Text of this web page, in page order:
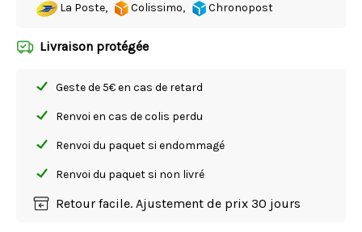
La Poste,
Colissimo, Chronopost
Livraison protégée
Geste de 5€ en cas de retard
Renvoi en cas de colis perdu
Renvoi du paquet si endommagé
Renvoi du paquet si non livré
Retour facile. Ajustement de prix 30 jours